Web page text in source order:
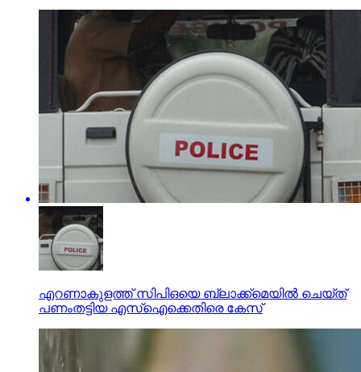
എറണാകുളത്ത് സിപിഒയെ ബ്ലാക്ക്‌മെയില്‍ ചെയ്ത്
പണംതട്ടിയ എസ്‌ഐക്കെതിരെ കേസ്